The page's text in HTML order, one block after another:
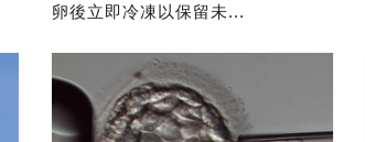
卵後立即冷凍以保留未...